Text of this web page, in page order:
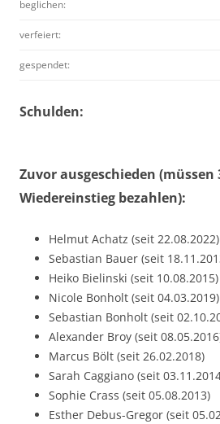
beglichen:
verfeiert:
gespendet:
Schulden:
Zuvor ausgeschieden (müssen
Wiedereinstieg bezahlen):
Helmut Achatz (seit 22.08.2022)
Sebastian Bauer (seit
Heiko Bielinski (seit 10.08.2015)
Nicole Bonholt (seit 04.03.2019)
Sebastian Bonholt (seit
Alexander Broy (seit
Marcus Bölt (seit 26.02.2018)
Sarah Caggiano (seit
Sophie Crass (seit 05.08.2013)
Esther Debus-Gregor (seit